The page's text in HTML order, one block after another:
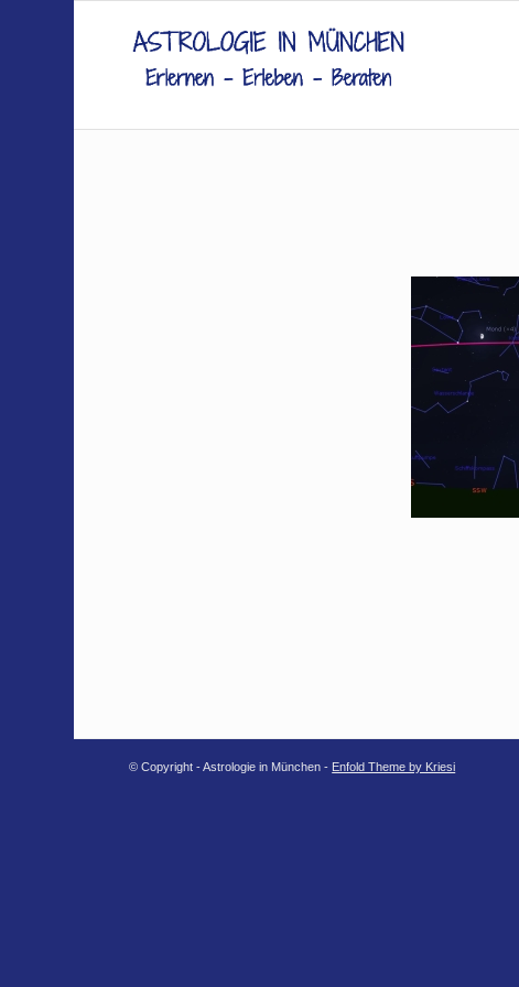
© Copyright - Astrologie in München - Enfold Theme by Kriesi